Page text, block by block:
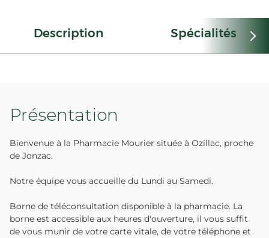
Description Spécialités
Présentation
Bienvenue à la Pharmacie Mourier située à Ozillac, proche
de Jonzac.
Notre équipe vous accueille du Lundi au Samedi.
Borne de téléconsultation disponible à la pharmacie. La
borne est accessible aux heures d'ouverture, il vous suffit
de vous munir de votre carte vitale, de votre téléphone et